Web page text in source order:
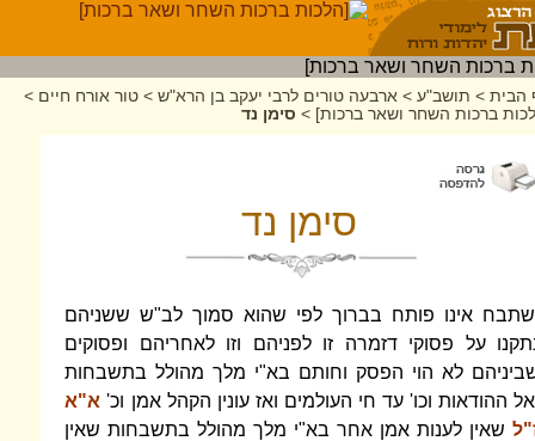
הבית > תושב"ע > ארבעה טורים לרבי יעקב בן הרא"ש > טור אורח חיים >
ברכות השחר ושאר ברכות] > סימן נד
סימן נד
אינו פותח בברוך לפי שהוא סמוך לב"ש ששניהם
על פסוקי דזמרה זו לפניהם וזו לאחריהם ופסוקים
לא הוי הפסק וחותם בא"י מלך מהולל בתשבחות
ההודאות וכו' עד חי העולמים ואז עונין הקהל אמן וכ' א"א
שאין לענות אמן אחר בא"י מלך מהולל בתשבחות שאין